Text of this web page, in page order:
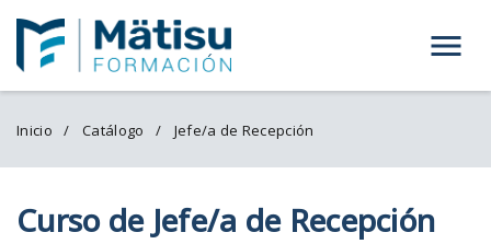
Menú
Inicio Catálogo Jefe/a de Recepción
Curso de Jefe/a de Recepción